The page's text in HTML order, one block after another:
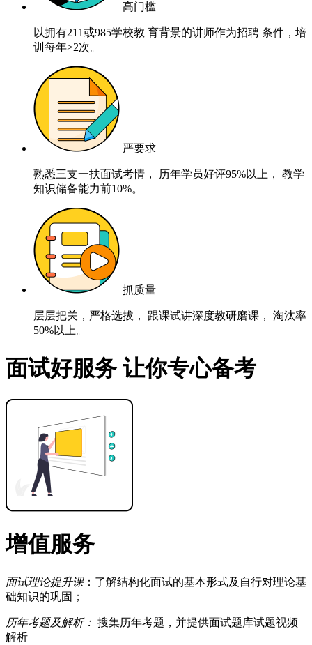
高门槛
以拥有211或985学校教 育背景的讲师作为招聘 条件，培
训每年>2次。
严要求
熟悉三支一扶面试考情， 历年学员好评95%以上， 教学
知识储备能力前10%。
抓质量
层层把关，严格选拔， 跟课试讲深度教研磨课， 淘汰率
50%以上。
面试好服务 让你专心备考
增值服务
面试理论提升课：了解结构化面试的基本形式及自行对理论基
础知识的巩固；
历年考题及解析： 搜集历年考题，并提供面试题库试题视频
解析